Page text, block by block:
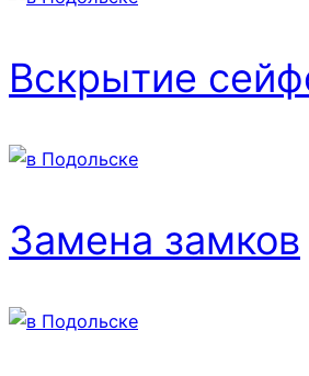
Вскрытие
Замена замков